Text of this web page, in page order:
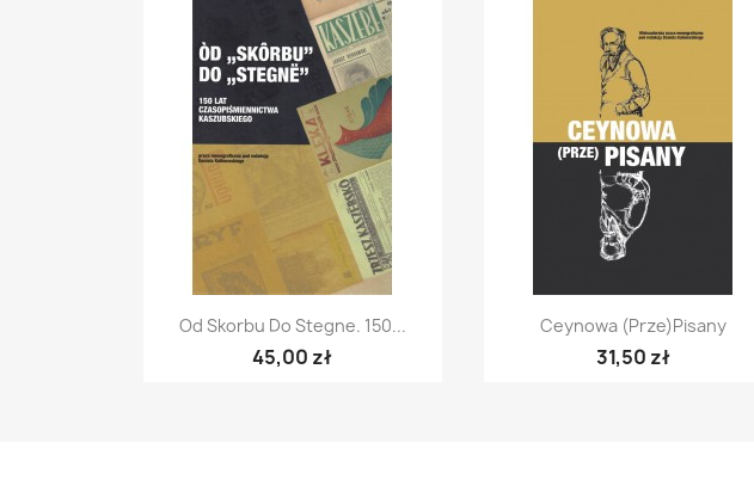
Szybki podgląd
Od Skorbu Do Stegne. 150...
45,00 zł
Szybki podgląd
Ceynowa (prze)pisany
31,50 zł